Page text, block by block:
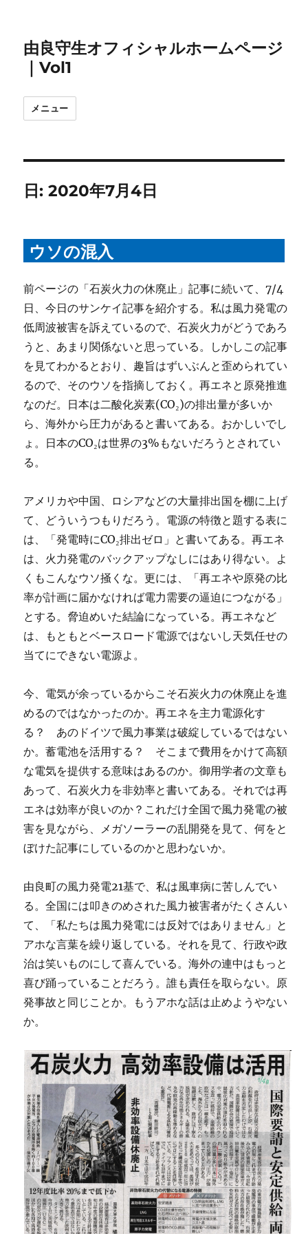
由良守生オフィシャルホームページ
｜Vol1
メニュー
日:2020年7月4日
ウソの混入
前ページの「石炭火力の休廃止」記事に続いて、7/4
日、今日のサンケイ記事を紹介する。私は風力発電の
低周波被害を訴えているので、石炭火力がどうであろ
うと、あまり関係ないと思っている。しかしこの記事
を見てわかるとおり、趣旨はずいぶんと歪められてい
るので、そのウソを指摘しておく。再エネと原発推進
なのだ。日本は二酸化炭素(CO₂)の排出量が多いか
ら、海外から圧力があると書いてある。おかしいでし
ょ。日本のCO₂は世界の3%もないだろうとされてい
る。
アメリカや中国、ロシアなどの大量排出国を棚に上げ
て、どういうつもりだろう。電源の特徴と題する表に
は、「発電時にCO₂排出ゼロ」と書いてある。再エネ
は、火力発電のバックアップなしにはあり得ない。よ
くもこんなウソ掻くな。更には、「再エネや原発の比
率が計画に届かなければ電力需要の逼迫につながる」
とする。脅迫めいた結論になっている。再エネなど
は、もともとベースロード電源ではないし天気任せの
当てにできない電源よ。
今、電気が余っているからこそ石炭火力の休廃止を進
めるのではなかったのか。再エネを主力電源化す
る？ あのドイツで風力事業は破綻しているではない
か。蓄電池を活用する？ そこまで費用をかけて高額
な電気を提供する意味はあるのか。御用学者の文章も
あって、石炭火力を非効率と書いてある。それでは再
エネは効率が良いのか？これだけ全国で風力発電の被
害を見ながら、メガソーラーの乱開発を見て、何をと
ぼけた記事にしているのかと思わないか。
由良町の風力発電21基で、私は風車病に苦しんでい
る。全国には叩きのめされた風力被害者がたくさんい
て、「私たちは風力発電には反対ではありません」と
アホな言葉を繰り返している。それを見て、行政や政
治は笑いものにして喜んでいる。海外の連中はもっと
喜び踊っていることだろう。誰も責任を取らない。原
発事故と同じことか。もうアホな話は止めようやない
か。